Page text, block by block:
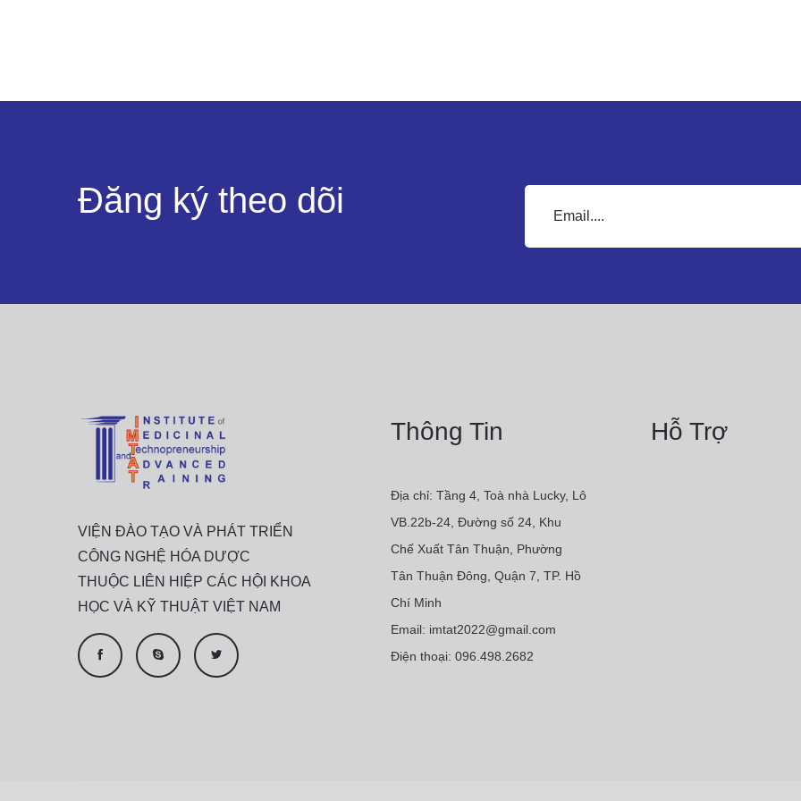
Đăng ký theo dõi
VIỆN ĐÀO TẠO VÀ PHÁT TRIỂN
CÔNG NGHỆ HÓA DƯỢC
THUỘC LIÊN HIỆP CÁC HỘI KHOA
HỌC VÀ KỸ THUẬT VIỆT NAM
Thông Tin
Địa chỉ: Tầng 4, Toà nhà Lucky, Lô
VB.22b-24, Đường số 24, Khu
Chế Xuất Tân Thuận, Phường
Tân Thuận Đông, Quận 7, TP. Hồ
Chí Minh
Email: imtat2022@gmail.com
Điện thoại: 096.498.2682
Hỗ Trợ